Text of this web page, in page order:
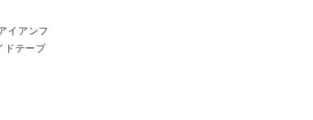
イアンフ
ドテーブ